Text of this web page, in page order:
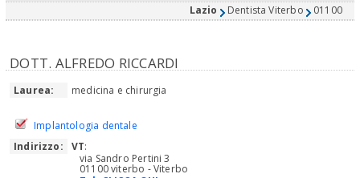
Lazio Dentista Viterbo 01100
DOTT. ALFREDO RICCARDI
Laurea: medicina e chirurgia
Implantologia dentale
Indirizzo:
VT:
via Sandro Pertini 3
01100 viterbo - Viterbo